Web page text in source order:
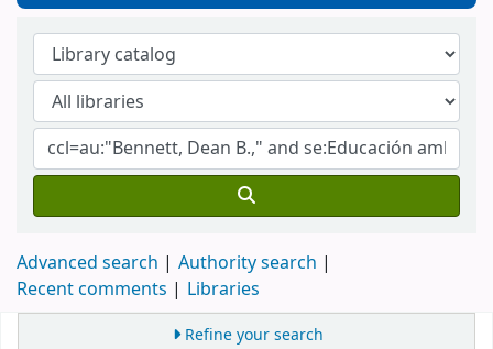
Advanced search
Authority search
Recent comments
Libraries
Refine your search